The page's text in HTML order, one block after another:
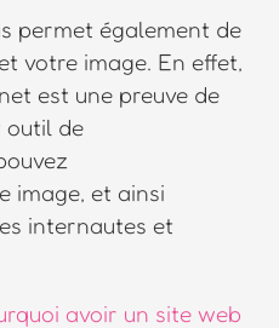
permet également de
votre image. En effet,
est une preuve de
outil de
image, et ainsi
internautes et
avoir un site web